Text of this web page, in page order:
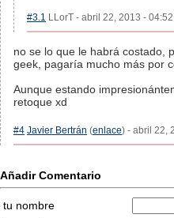
#3.1 LLorT - abril 22, 2013 -
no se lo que le habrá costado,
geek, pagaría mucho más por
Aunque estando
retoque xd
#4 Javier Bertrán (enlace) - abril 22,
Añadir Comentario
tu nombre